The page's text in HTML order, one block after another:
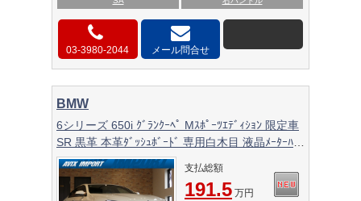
03-3980-2044 メール問合せ
BMW
6シリーズ 650i ｸﾞﾗﾝｸｰﾍﾟ Mｽﾎﾟｰﾂｴﾃﾞｨｼｮﾝ 限定車
SR 黒革 本革ﾀﾞｯｼｭﾎﾞｰﾄﾞ 専用白木目 液晶ﾒｰﾀｰﾊﾟﾈ
ﾙ 専用ｽﾎﾟｰﾂｽﾃｱﾘﾝｸﾞ ﾅﾋﾞ TV Bｶﾒﾗ PDC ACC ﾊﾟﾜｰ
ｼｰﾄ ｼｰﾄﾋｰﾀｰ HUD ｿﾌﾄｸﾛｰｽﾞﾄﾞｱ ｺﾝﾌｫｰﾄｱｸｾｽ LEDﾍｯ
ﾄﾞﾗｲﾄ ｸﾚﾝﾂｪ21AW
支払総額
191.5 万円